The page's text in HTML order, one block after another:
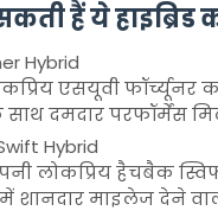
हैं ये हाइब्रिड
Hybrid
एसयूवी फॉर्च्यूनर
दमदार परफॉर्मेंस
Hybrid
लोकप्रिय हैचबैक
माइलेज देने